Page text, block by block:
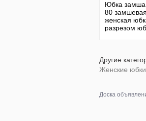
Юбка замша
80 замшевая
женская
разрезом
Другие
Женские
Доска